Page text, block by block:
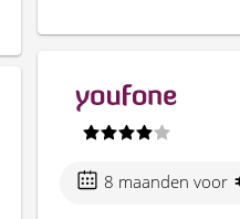
8 maanden voor